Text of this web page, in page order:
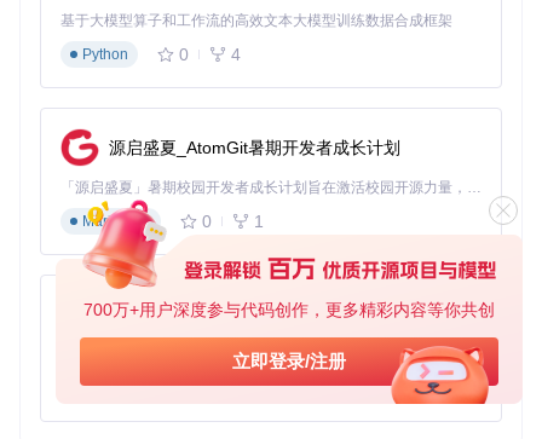
700万+用户深度参与代码创作，更多精彩内容等你共创
立即登录/注册
学习目标
理解OpenCore Legacy Patcher的核心工作原理，掌握其如何
突破老Mac的系统升级限制。
目标：揭开OpenCore Legacy Patcher的神秘面纱
OpenCore Legacy Patcher通过一系列技术手段，让不被官方
支持的老Mac能够运行新版macOS。
方法：核心技术原理类比
想象你的老Mac是一家只能播放特定格式电影的影院（官方支
持的macOS版本），而OpenCore Legacy Patcher就像是一
位"电影格式转换专家"，它通过以下方式让影院能够播放新电
：如同给老电影票重新打印成新格式，修改SMBI
OS（系统硬件配置描述文件），让macOS安装程序误认
为老Mac是受支持的新型号
基于大模型算子和工作流的高效文本大模型训练数据合成框架
Python
0 4
源启盛夏_AtomGit暑期开发者成长计划
「源启盛夏」暑期校园开发者成长计划旨在激活校园开源力量，通过积分激励、认证扶持、资源倾斜等形式，引导高校组织和开发者完成「入驻 — 建项目 — 做贡献 — 获认证 — 得资源」的完整闭环。无论你是想带领社团入驻平台的组织者，还是希望用代码贡献证明自己的开发者，都能在这里找到属于你的成长路径。
Markdown
0 1
py-xiaozhi
基于Python的Xiaozhi AI，适用于想要完整Xiaozhi体验而无需拥有专用硬件的用户。
Python
0 1